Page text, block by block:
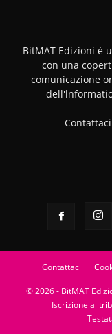
BitMAT Edizioni è
con una
comunicazione
Contattaci
© 2026 - BitMAT
Iscrizione al